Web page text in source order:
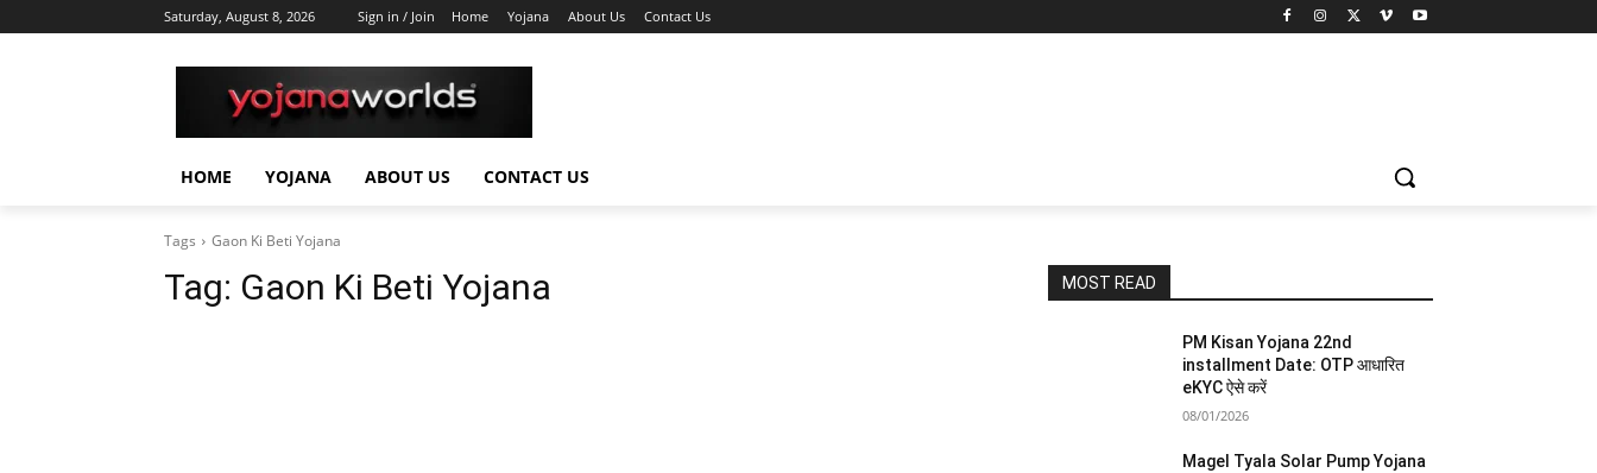
Saturday, August 8, 2026 Sign in / Join Home Yojana About Us Contact Us
HOME YOJANA ABOUT US CONTACT US
Tags Gaon Ki Beti Yojana
Tag: Gaon Ki Beti Yojana MOST READ
PM Kisan Yojana 22nd
installment Date: OTP आधारित
eKYC ऐसे करें
08/01/2026
Magel Tyala Solar Pump Yojana